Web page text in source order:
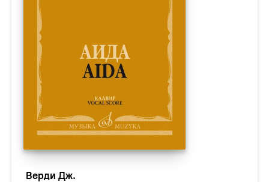
Верди Дж.